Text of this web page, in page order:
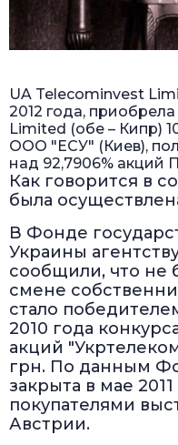
UA Telecominvest
2012 года,
Limited (обе – Кипр)
ООО "ЕСУ" (Киев),
над 92,7906% акций
Как говорится в
была
В Фонде
Украины
сообщили, что не
смене
стало
2010 года
акций
грн. По данным
закрыта в мае
покупателями
Австрии.